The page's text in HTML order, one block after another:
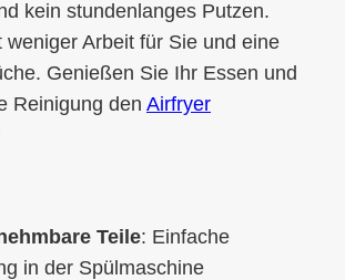
kein stundenlanges Putzen.
weniger Arbeit für Sie und eine
Genießen Sie Ihr Essen und
Reinigung den Airfryer
Teile: Einfache
in der Spülmaschine